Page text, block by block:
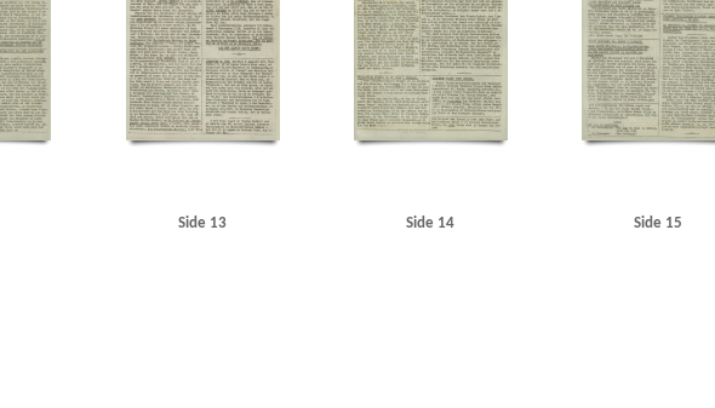
Side 13 Side 14 Side 15